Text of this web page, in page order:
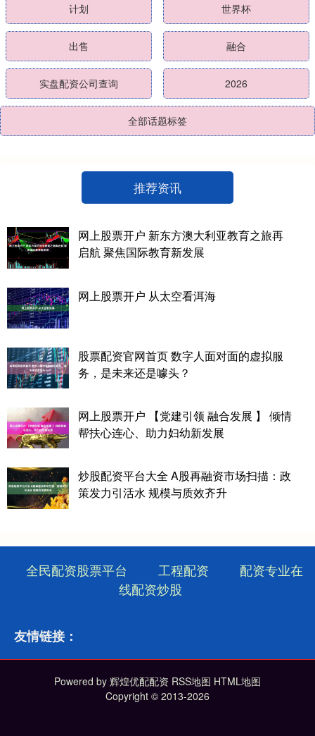
计划 世界杯
出售 融合
实盘配资公司查询 2026
全部话题标签
推荐资讯
网上股票开户 新东方澳大利亚教育之旅再
启航 聚焦国际教育新发展
网上股票开户 从太空看洱海
股票配资官网首页 数字人面对面的虚拟服
务，是未来还是噱头？
网上股票开户 【党建引领 融合发展 】 倾情
帮扶心连心、助力妇幼新发展
炒股配资平台大全 A股再融资市场扫描：政
策发力引活水 规模与质效齐升
全民配资股票平台 工程配资
配资专业在
线配资炒股
友情链接：
Powered by 辉煌优配配资 RSS地图 HTML地图
Copyright © 2013-2026